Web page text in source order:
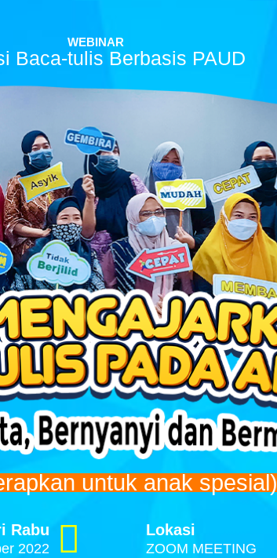
WEBINAR
Baca-tulis Berbasis PAUD
untuk anak spesial)
Rabu
2022
Lokasi
ZOOM MEETING